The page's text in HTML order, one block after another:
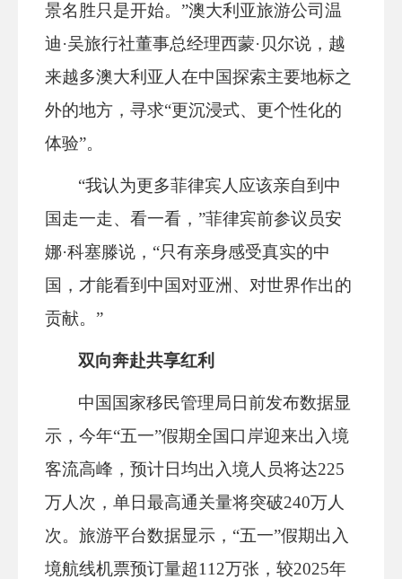
景名胜只是开始。”澳大利亚旅游公司温
迪·吴旅行社董事总经理西蒙·贝尔说，越
来越多澳大利亚人在中国探索主要地标之
外的地方，寻求“更沉浸式、更个性化的
体验”。
“我认为更多菲律宾人应该亲自到中
国走一走、看一看，”菲律宾前参议员安
娜·科塞滕说，“只有亲身感受真实的中
国，才能看到中国对亚洲、对世界作出的
贡献。”
双向奔赴共享红利
中国国家移民管理局日前发布数据显
示，今年“五一”假期全国口岸迎来出入境
客流高峰，预计日均出入境人员将达225
万人次，单日最高通关量将突破240万人
次。旅游平台数据显示，“五一”假期出入
境航线机票预订量超112万张，较2025年